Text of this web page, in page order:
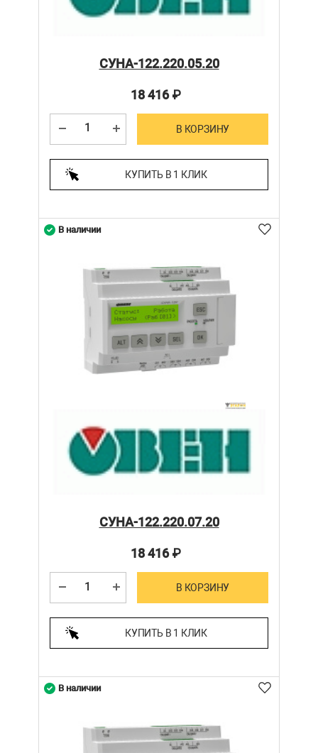
СУНА-122.220.05.20
18 416₽
В КОРЗИНУ
КУПИТЬ В 1 КЛИК
СУНА-122.220.07.20
18 416₽
В КОРЗИНУ
КУПИТЬ В 1 КЛИК
В наличии
В наличии